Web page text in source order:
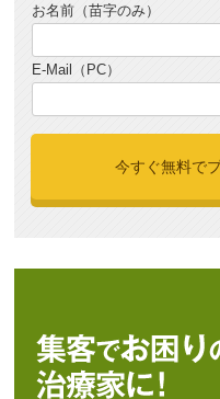
お名前（苗字のみ）
E-Mail（PC）